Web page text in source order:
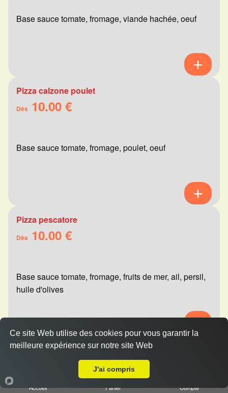
Base sauce tomate, fromage, viande hachée, oeuf
Pizza calzone poulet
Dès 10.00 €
Base sauce tomate, fromage, poulet, oeuf
Pizza pescatore
Dès 10.00 €
Base sauce tomate, fromage, fruits de mer, ail, persil,
huile d'olives
Pizza mexicaine
Accueil Panier Compte
Ce site Web utilise des cookies pour vous garantir la
meilleure expérience sur notre site Web
J'ai compris